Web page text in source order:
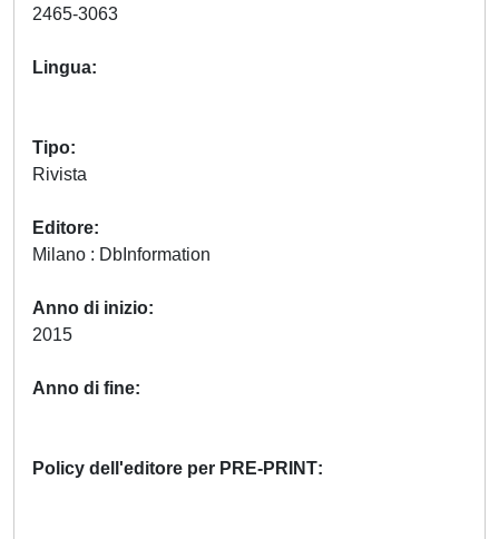
Lingua
Tipo
Rivista
Editore
Anno di inizio
Anno di fine
Policy dell'editore per PRE-PRINT